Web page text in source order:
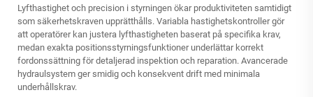
Lyfthastighet och precision i styrningen ökar produktiviteten samtidigt
som säkerhetskraven upprätthålls. Variabla hastighetskontroller gör
att operatörer kan justera lyfthastigheten baserat på specifika krav,
medan exakta positionsstyrningsfunktioner underlättar korrekt
fordonssättning för detaljerad inspektion och reparation. Avancerade
hydraulsystem ger smidig och konsekvent drift med minimala
underhållskrav.